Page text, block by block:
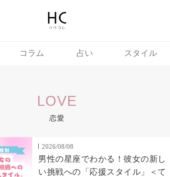
コラム 占い スタイル
LOVE
恋愛
2026/08/08
男性の星座でわかる！彼女の新し
い挑戦への「応援スタイル」＜て